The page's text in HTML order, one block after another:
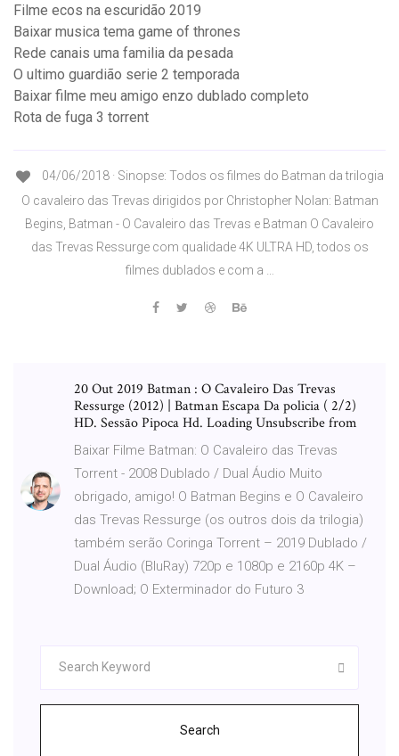
Filme ecos na escuridão 2019
Baixar musica tema game of thrones
Rede canais uma familia da pesada
O ultimo guardião serie 2 temporada
Baixar filme meu amigo enzo dublado completo
Rota de fuga 3 torrent
04/06/2018 · Sinopse: Todos os filmes do Batman da trilogia
O cavaleiro das Trevas dirigidos por Christopher Nolan: Batman
Begins, Batman - O Cavaleiro das Trevas e Batman O Cavaleiro
das Trevas Ressurge com qualidade 4K ULTRA HD, todos os
filmes dublados e com a …
20 Out 2019 Batman : O Cavaleiro Das Trevas
Ressurge (2012) | Batman Escapa Da policia ( 2/2)
HD. Sessão Pipoca Hd. Loading Unsubscribe from
Baixar Filme Batman: O Cavaleiro das Trevas
Torrent - 2008 Dublado / Dual Áudio Muito
obrigado, amigo! O Batman Begins e O Cavaleiro
das Trevas Ressurge (os outros dois da trilogia)
também serão Coringa Torrent – 2019 Dublado /
Dual Áudio (BluRay) 720p e 1080p e 2160p 4K –
Download; O Exterminador do Futuro 3
Search